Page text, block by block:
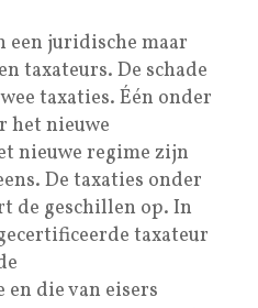
juridische maar
taxateurs. De schade
taxaties. Één onder
het nieuwe
nieuwe regime zijn
De taxaties onder
de geschillen op. In
taxateur
die van eisers